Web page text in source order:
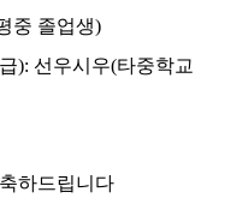
중 졸업생)
): 선우시우(타중학교
축하드립니다